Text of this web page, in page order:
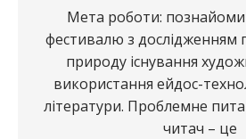
Мета роботи:
фестивалю з дослідженням
природу існування
використання ейдос-
літератури. Проблемне
читач – це